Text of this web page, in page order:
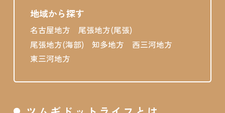
地域から探す
名古屋地方
尾張地方(尾張)
尾張地方(海部)
知多地方
西三河地方
東三河地方